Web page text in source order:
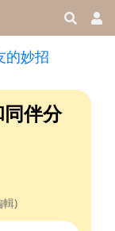
的妙招
同伴分
輯)